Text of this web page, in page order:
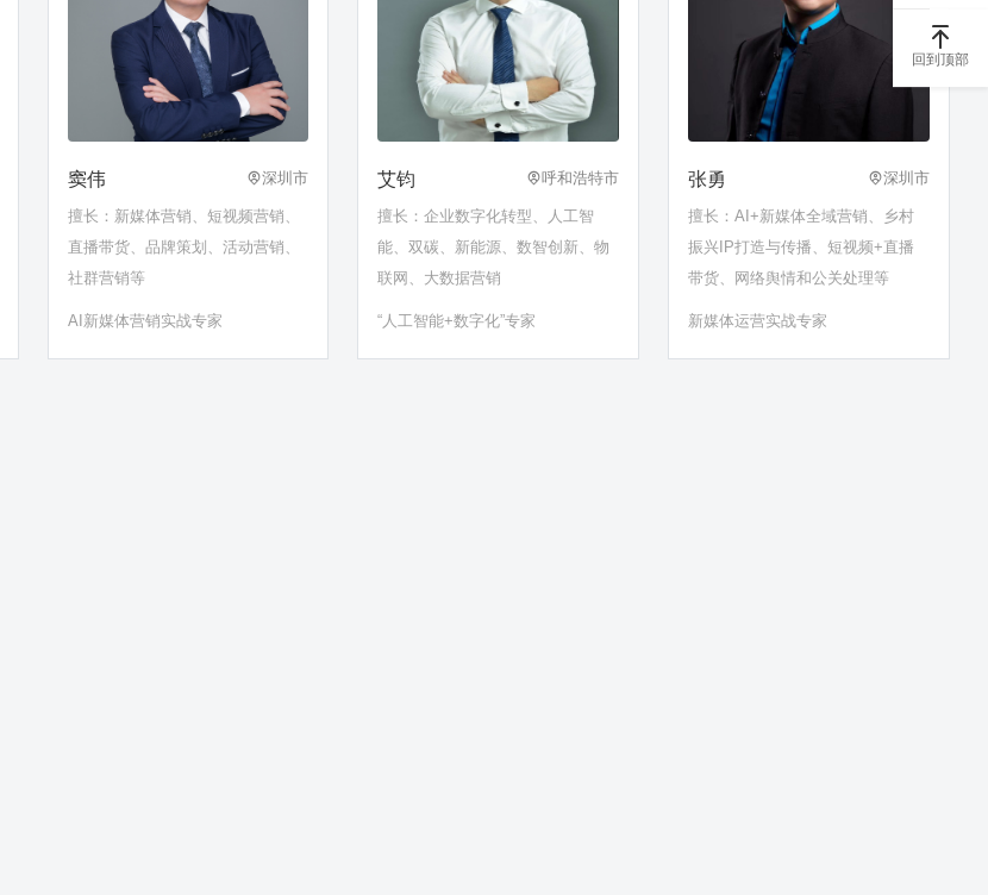
窦伟 深圳市
擅长：新媒体营销、短视频营销、
直播带货、品牌策划、活动营销、
社群营销等
AI新媒体营销实战专家
艾钧 呼和浩特市
擅长：企业数字化转型、人工智
能、双碳、新能源、数智创新、物
联网、大数据营销
“人工智能+数字化”专家
张勇 深圳市
擅长：AI+新媒体全域营销、乡村
振兴IP打造与传播、短视频+直播
带货、网络舆情和公关处理等
新媒体运营实战专家
回到顶部